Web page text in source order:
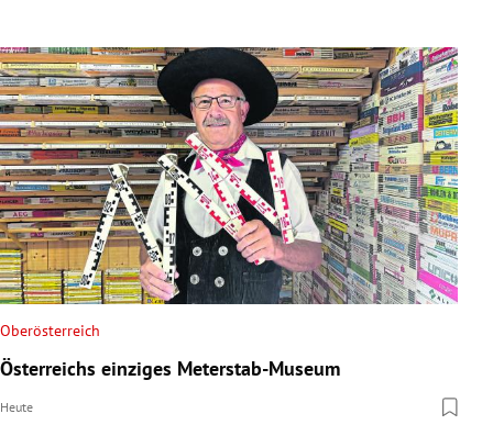
Oberösterreich
Österreichs einziges Meterstab-Museum
Heute